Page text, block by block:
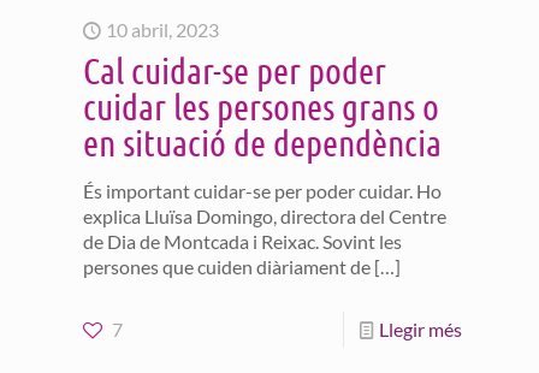
10 abril, 2023
Cal cuidar-se per poder
cuidar les persones grans o
en situació de dependència
És important cuidar-se per poder cuidar. Ho
explica Lluïsa Domingo, directora del Centre
de Dia de Montcada i Reixac. Sovint les
persones que cuiden diàriament de[…]
7 Llegir més